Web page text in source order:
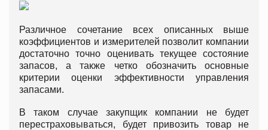
Различное сочетание всех описанных выше
коэффициентов и измерителей позволит компании
достаточно точно оценивать текущее состояние
запасов, а также четко обозначить основные
критерии оценки эффективности управления
запасами.
В таком случае закупщик компании не будет
перестраховываться, будет привозить товар не